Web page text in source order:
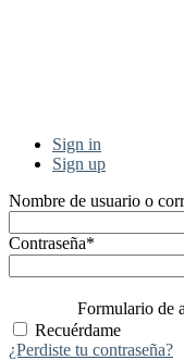
Sign in
Sign up
Nombre de usuario o
Contraseña*
Formulario de
Recuérdame
¿Perdiste tu contraseña?